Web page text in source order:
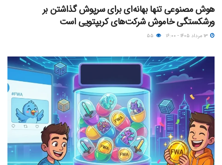
هوش مصنوعی تنها بهانه‌ای برای سرپوش گذاشتن بر
ورشکستگی خاموش شرکت‌های کریپتویی است